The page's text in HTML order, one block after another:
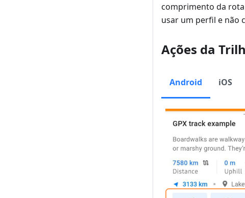
comprimento da rota
usar um perfil e não
Ações da
Android iOS